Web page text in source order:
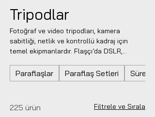
Tripodlar
Fotoğraf ve video tripodları, kamera
sabitliği, netlik ve kontrollü kadraj için
temel ekipmanlardır. Flaşçı’da DSLR,
tripod modellerini inceleyebilir; ürün,
manzara, portre, içerik üretimi ve
edebilirsiniz.
Paraflaşlar Paraflaş Setleri Sürekli
225 ürün Filtrele ve Sırala